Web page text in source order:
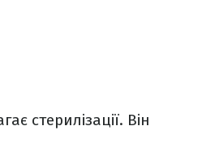
стерилізації. Він